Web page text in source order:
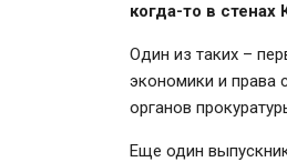
когда-то в
Один из таких –
экономики и права
органов
Еще один